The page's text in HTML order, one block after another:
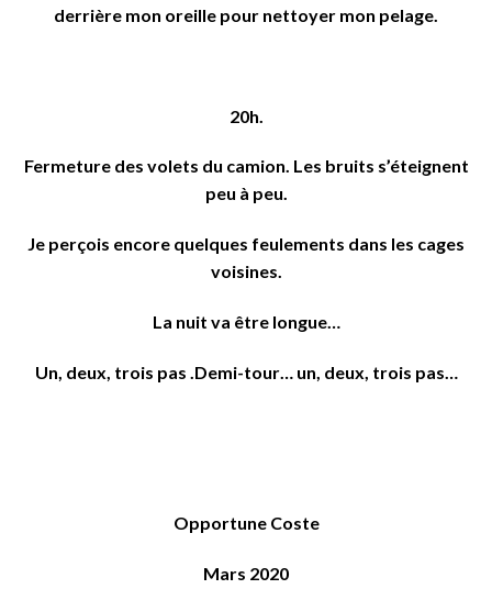
derrière mon oreille pour nettoyer mon pelage.
20h.
Fermeture des volets du camion. Les bruits s’éteignent
peu à peu.
Je perçois encore quelques feulements dans les cages
voisines.
La nuit va être longue…
Un, deux, trois pas .Demi-tour… un, deux, trois pas…
Opportune Coste
Mars 2020